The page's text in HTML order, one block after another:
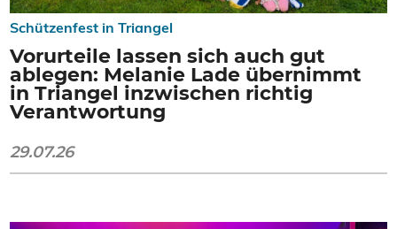
Schützenfest in Triangel
Vorurteile lassen sich auch gut
ablegen: Melanie Lade übernimmt
in Triangel inzwischen richtig
Verantwortung
29.07.26